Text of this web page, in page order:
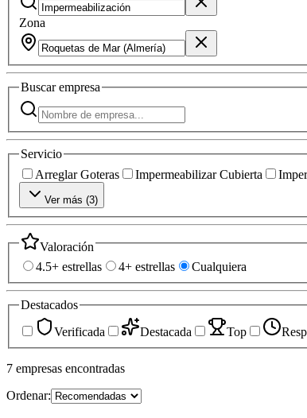
Zona
Buscarempresa
Servicio
Arreglar Goteras
Impermeabilizar Cubierta
Ver más (3)
Valoración
4.5+ estrellas
4+ estrellas Cualquiera
Destacados
Verificada
Destacada Top
7 empresas encontradas
Ordenar: